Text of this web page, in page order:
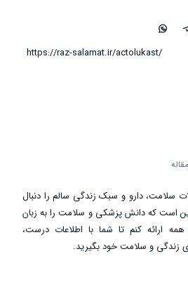
سلامت، دارو و سبک زندگی سالم را دنبال
است که دانش پزشکی و سلامت را به زبان
ارائه کنم تا شما با اطلاعات درست،
زندگی و سلامت خود بگیرید.